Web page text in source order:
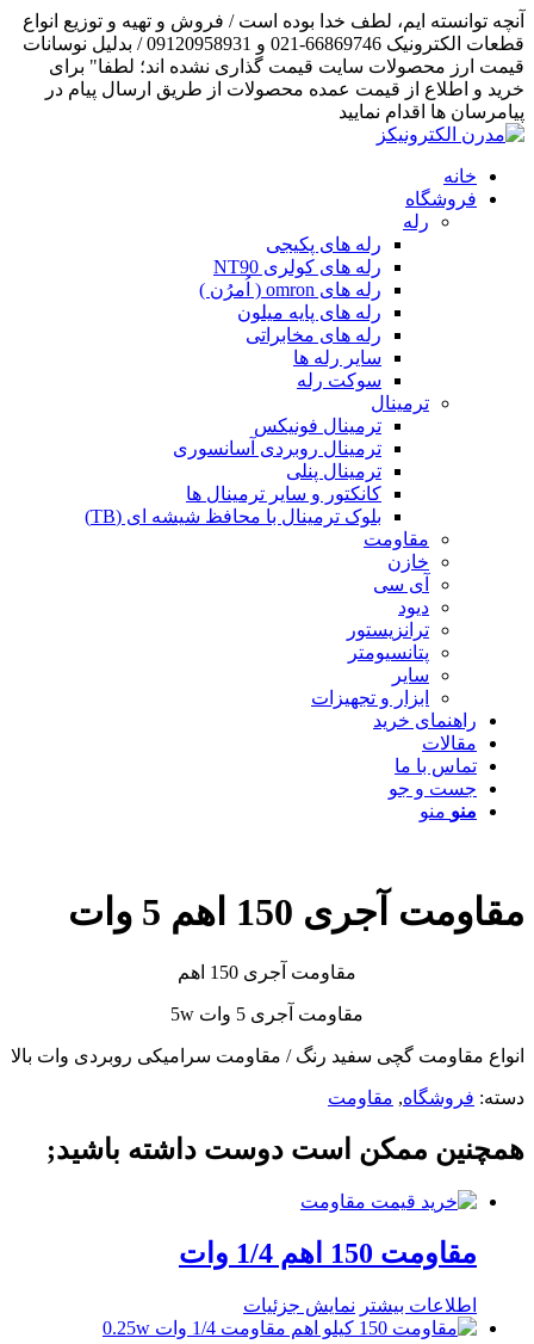
آنچه توانسته ایم، لطف خدا بوده است / فروش و تهیه و توزیع انواع
قطعات الکترونیک 66869746-021 و 09120958931 / بدلیل نوسانات
قیمت ارز محصولات سایت قیمت گذاری نشده اند؛ لطفا" برای
خرید و اطلاع از قیمت عمده محصولات از طریق ارسال پیام در
پیامرسان ها اقدام نمایید
خانه
فروشگاه
رله
رله های پکیجی
رله های کولری NT90
رله های omron ( اُمرُن )
رله های پایه میلون
رله های مخابراتی
سایر رله ها
سوکت رله
ترمینال
ترمینال فونیکس
ترمینال روبردی آسانسوری
ترمینال پنلی
کانکتور و سایر ترمینال ها
بلوک ترمینال با محافظ شیشه ای (TB)
مقاومت
خازن
آی سی
دیود
ترانزیستور
پتانسیومتر
سایر
ابزار و تجهیزات
راهنمای خرید
مقالات
تماس با ما
جست و جو
منو منو
مقاومت آجری 150 اهم 5 وات
مقاومت آجری 150 اهم
مقاومت آجری 5 وات 5w
انواع مقاومت گچی سفید رنگ / مقاومت سرامیکی روبردی وات بالا
دسته: فروشگاه, مقاومت
همچنین ممکن است دوست داشته باشید;
مقاومت 150 اهم 1/4 وات
اطلاعات بیشتر نمایش جزئیات